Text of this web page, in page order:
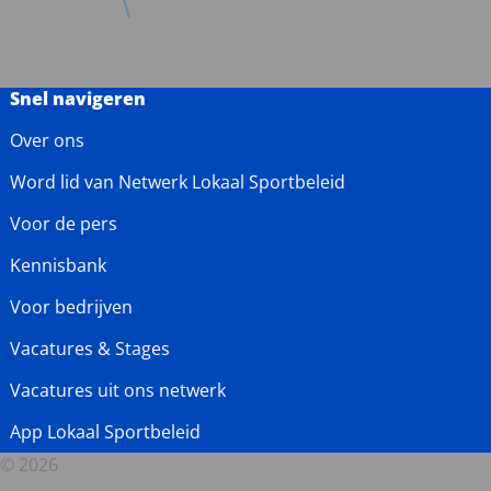
Snel navigeren
Over ons
Word lid van Netwerk Lokaal Sportbeleid
Voor de pers
Kennisbank
Voor bedrijven
Vacatures & Stages
Vacatures uit ons netwerk
App Lokaal Sportbeleid
© 2026